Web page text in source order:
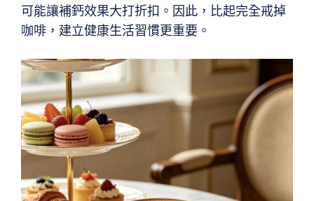
可能讓補鈣效果大打折扣。因此，比起完全戒掉
咖啡，建立健康生活習慣更重要。